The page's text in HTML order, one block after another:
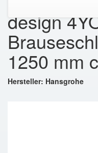
design
1250 mm
Hersteller: Hansgrohe